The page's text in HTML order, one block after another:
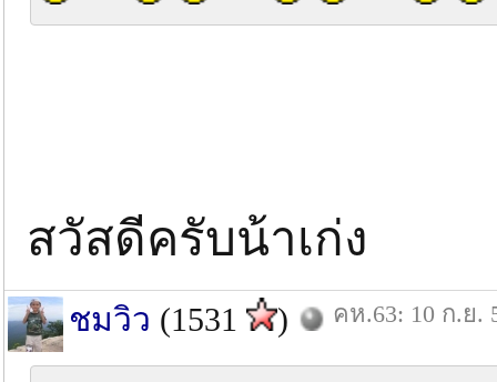
สวัสดีครับน้าเก่ง
ชมวิว (1531 ) คห.63: 10 ก.ย.